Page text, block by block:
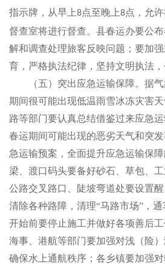
指示牌，从早上8点至晚上8点，允
督查室将进行督查。县春运办要公
解和调查处理旅客反映问题；要加
育，严格执法纪律，坚持文明执法，
（五）突出应急运输保障。据
期间很可能出现低温雨雪冰冻灾害
路等部门要认真总结借鉴过来应急
春运期间可能出现的恶劣天气和突
急运输预案，全面提升应急运输保
梁、渡口码头要备好砂石、草包、
公路交叉路口、陡坡弯道处要设置
清除各种路障，清理“马路市场”，
开始前要停止施工并做好各项善后
海事、港航等部门要加强对浅（险
确保水上通航秩序；各乡镇要加强